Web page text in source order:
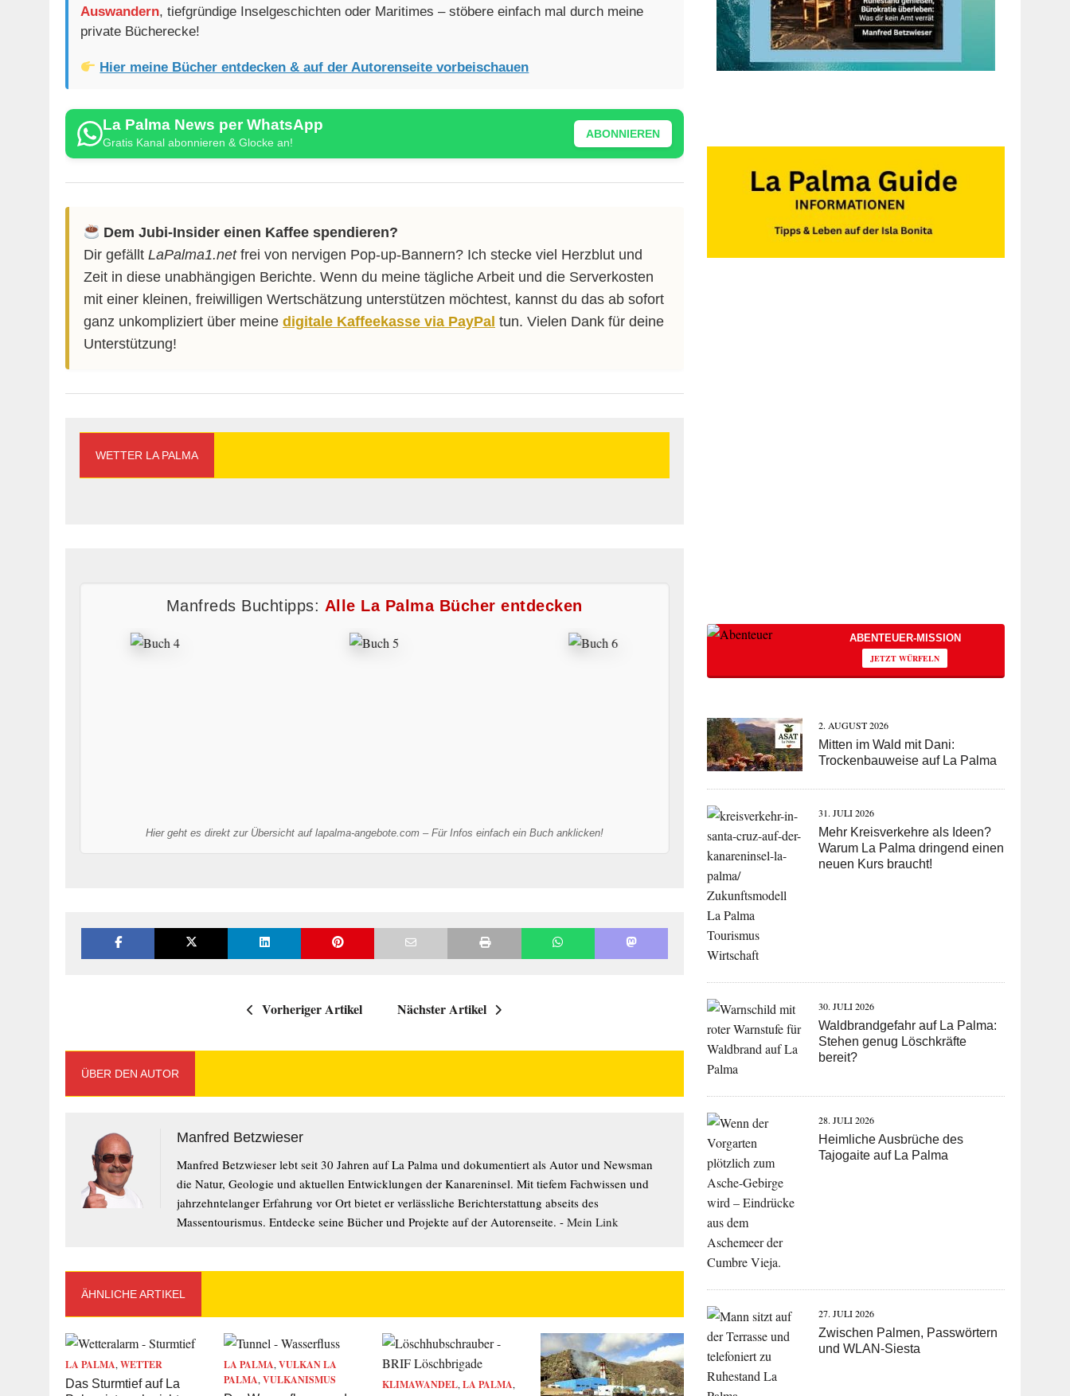
Auswandern, tiefgründige Inselgeschichten oder Maritimes – stöbere einfach mal durch meine
private Bücherecke!
Hier meine Bücher entdecken & auf der Autorenseite vorbeischauen
La Palma News per WhatsApp
Gratis Kanal abonnieren & Glocke an!
ABONNIEREN
Dem Jubi-Insider einen Kaffee spendieren?
Dir gefällt LaPalma1.netfrei von nervigen Pop-up-Bannern? Ich stecke viel Herzblut und
Zeit in diese unabhängigen Berichte. Wenn du meine tägliche Arbeit und die Serverkosten
mit einer kleinen, freiwilligen Wertschätzung unterstützen möchtest, kannst du das ab sofort
ganz unkompliziert über meine digitale Kaffeekasse via PayPal tun. Vielen Dank für deine
Unterstützung!
WETTER LA PALMA
Manfreds Buchtipps: Alle La Palma Bücher entdecken
Hier geht es direkt zur Übersicht auf lapalma-angebote.com – Für Infos einfach ein Buch anklicken!
Vorheriger Artikel Nächster Artikel
ÜBER DEN AUTOR
Manfred Betzwieser
Manfred Betzwieser lebt seit 30 Jahren auf La Palma und dokumentiert als Autor und Newsman
die Natur, Geologie und aktuellen Entwicklungen der Kanareninsel. Mit tiefem Fachwissen und
jahrzehntelanger Erfahrung vor Ort bietet er verlässliche Berichterstattung abseits des
Massentourismus. Entdecke seine Bücher und Projekte auf der Autorenseite. - Mein Link
ÄHNLICHE ARTIKEL
LA PALMA, WETTER
Das Sturmtief auf La
LA PALMA,VULKAN LA
PALMA,VULKANISMUS
KLIMAWANDEL,LA PALMA,
ABENTEUER-MISSION
JETZT WÜRFELN
2. AUGUST 2026
Mitten im Wald mit Dani:
Trockenbauweise auf La Palma
31. JULI 2026
Mehr Kreisverkehre als Ideen?
Warum La Palma dringend einen
neuen Kurs braucht!
30. JULI 2026
Waldbrandgefahr auf La Palma:
Stehen genug Löschkräfte
bereit?
28. JULI 2026
Heimliche Ausbrüche des
Tajogaite auf La Palma
27. JULI 2026
Zwischen Palmen, Passwörtern
und WLAN-Siesta